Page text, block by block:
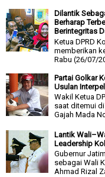
Dilantik
Berharap
Berintegritas
Ketua DPRD
memberikan
Rabu (26/07/
Partai Golkar
Usulan
Wakil Ketua
saat ditemui
Gajah Mada
Lantik
Leadership
Gubernur
sebagai Wali
Ahmad Rizal